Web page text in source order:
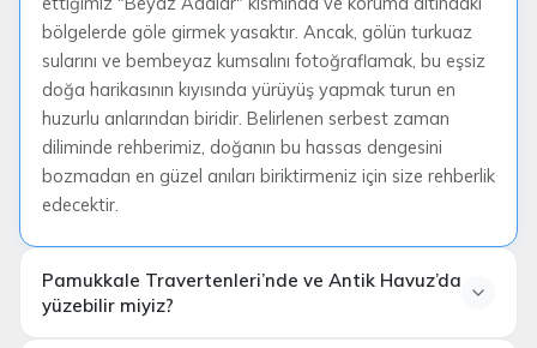
bölgelerde göle girmek yasaktır. Ancak, gölün turkuaz
sularını ve bembeyaz kumsalını fotoğraflamak, bu eşsiz
doğa harikasının kıyısında yürüyüş yapmak turun en
huzurlu anlarından biridir. Belirlenen serbest zaman
diliminde rehberimiz, doğanın bu hassas dengesini
bozmadan en güzel anıları biriktirmeniz için size rehberlik
edecektir.
Pamukkale Travertenleri’nde ve Antik Havuz’da
yüzebilir miyiz?